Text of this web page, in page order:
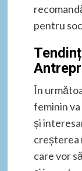
pentru
În
feminin
și
creșterea
care vor